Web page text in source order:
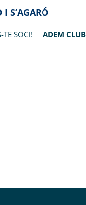
I S’AGARÓ
TE SOCI!
ADEM CLUB